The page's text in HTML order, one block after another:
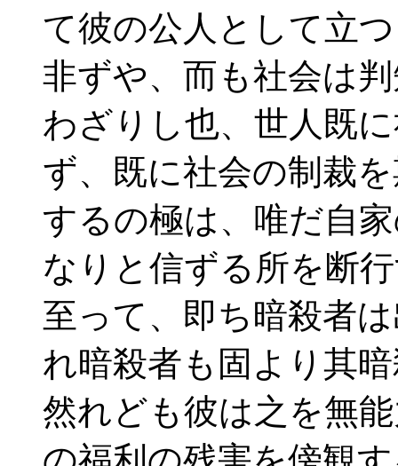
て彼の公人として立
非ずや、而も社会は
わざりし也、世人既
ず、既に社会の制裁
するの極は、唯だ自
なりと信ずる所を断
至って、即ち暗殺者
れ暗殺者も固より其
然れども彼は之を無